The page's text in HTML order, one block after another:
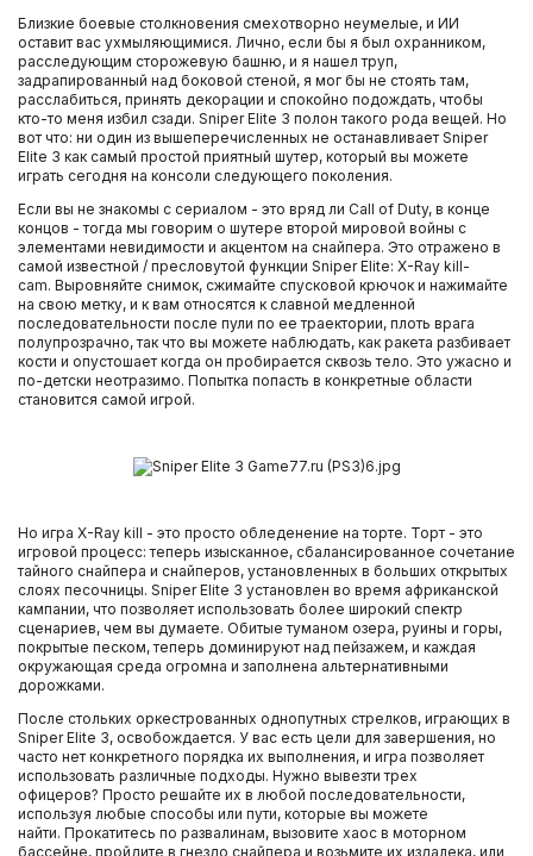
Близкие боевые столкновения смехотворно неумелые, и ИИ
оставит вас ухмыляющимися. Лично, если бы я был охранником,
расследующим сторожевую башню, и я нашел труп,
задрапированный над боковой стеной, я мог бы не стоять там,
расслабиться, принять декорации и спокойно подождать, чтобы
кто-то меня избил сзади. Sniper Elite 3 полон такого рода вещей. Но
вот что: ни один из вышеперечисленных не останавливает Sniper
Elite 3 как самый простой приятный шутер, который вы можете
играть сегодня на консоли следующего поколения.
Если вы не знакомы с сериалом - это вряд ли Call of Duty, в конце
концов - тогда мы говорим о шутере второй мировой войны с
элементами невидимости и акцентом на снайпера. Это отражено в
самой известной / пресловутой функции Sniper Elite: X-Ray kill-
cam. Выровняйте снимок, сжимайте спусковой крючок и нажимайте
на свою метку, и к вам относятся к славной медленной
последовательности после пули по ее траектории, плоть врага
полупрозрачно, так что вы можете наблюдать, как ракета разбивает
кости и опустошает когда он пробирается сквозь тело. Это ужасно и
по-детски неотразимо. Попытка попасть в конкретные области
становится самой игрой.
Но игра X-Ray kill - это просто обледенение на торте. Торт - это
игровой процесс: теперь изысканное, сбалансированное сочетание
тайного снайпера и снайперов, установленных в больших открытых
слоях песочницы. Sniper Elite 3 установлен во время африканской
кампании, что позволяет использовать более широкий спектр
сценариев, чем вы думаете. Обитые туманом озера, руины и горы,
покрытые песком, теперь доминируют над пейзажем, и каждая
окружающая среда огромна и заполнена альтернативными
дорожками.
После стольких оркестрованных однопутных стрелков, играющих в
Sniper Elite 3, освобождается. У вас есть цели для завершения, но
часто нет конкретного порядка их выполнения, и игра позволяет
использовать различные подходы. Нужно вывезти трех
офицеров? Просто решайте их в любой последовательности,
используя любые способы или пути, которые вы можете
найти. Прокатитесь по развалинам, вызовите хаос в моторном
бассейне, пройдите в гнездо снайпера и возьмите их издалека, или